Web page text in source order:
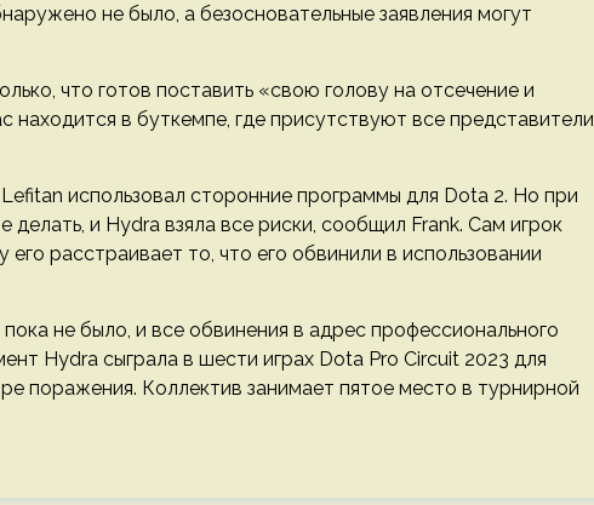
не было, а безосновательные заявления могут
что готов поставить «свою голову на отсечение и
находится в буткемпе, где присутствуют все представители
использовал сторонние программы для Dota 2. Но при
и Hydra взяла все риски, сообщил Frank. Сам игрок
расстраивает то, что его обвинили в использовании
не было, и все обвинения в адрес профессионального
Hydra сыграла в шести играх Dota Pro Circuit 2023 для
поражения. Коллектив занимает пятое место в турнирной